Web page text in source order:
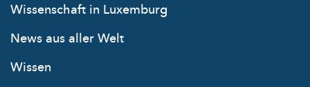
Wissenschaft in Luxemburg
News aus aller Welt
Wissen